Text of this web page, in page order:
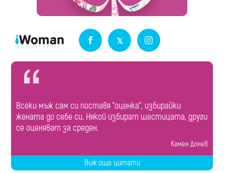
Всеки мъж сам си поставя "оценка", избирайки
жената до себе си. Някой избират шестицата, други
се оценяват за среден.
Камен Донев
Виж още цитати